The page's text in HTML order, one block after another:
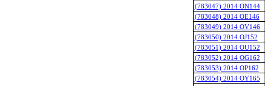
(783047) 2014 ON144
(783048) 2014 OE146
(783049) 2014 OV146
(783050) 2014 OJ152
(783051) 2014 OU152
(783052) 2014 OG162
(783053) 2014 OP162
(783054) 2014 OY165